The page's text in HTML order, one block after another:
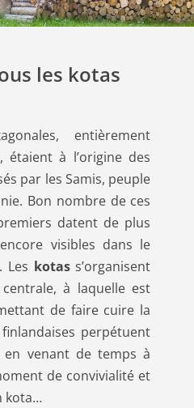
les kotas
entièrement
étaient à l’origine des
par les Samis, peuple
Bon nombre de ces
datent de plus
visibles dans le
Les kotass’organisent
à laquelle est
de faire cuire la
perpétuent
venant de temps à
de convivialité et
kota…